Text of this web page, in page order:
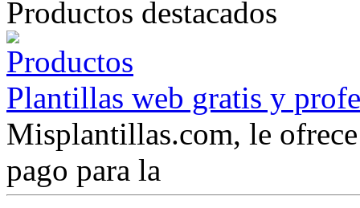
Productos destacados
Plantillas web gratis y
Misplantillas.com, le
pago para la